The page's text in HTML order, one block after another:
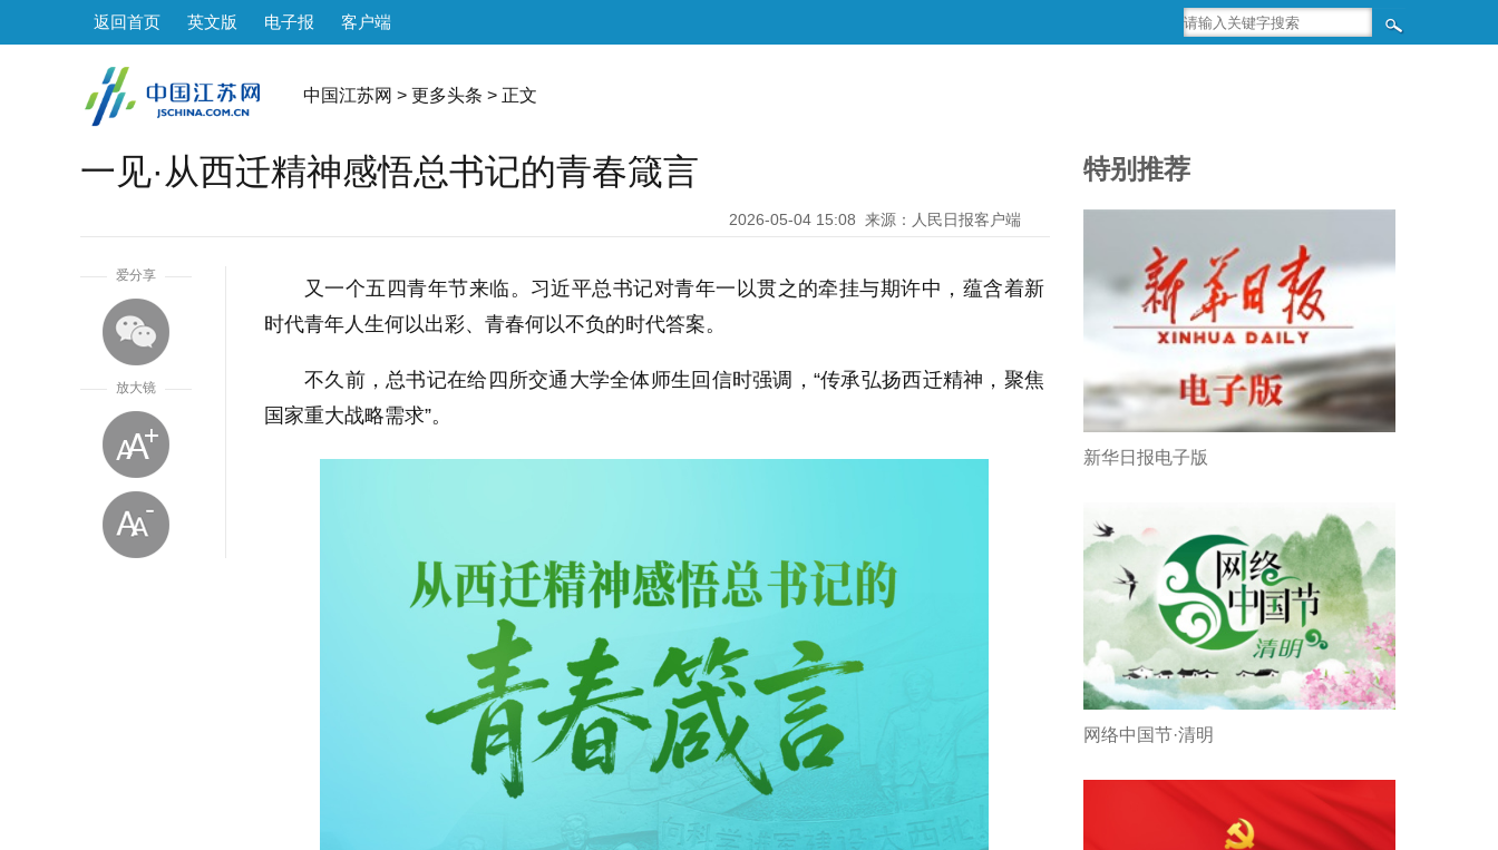
返回首页 英文版 电子报 客户端
中国江苏网 > 更多头条 > 正文
一见·从西迁精神感悟总书记的青春箴言
2026-05-04 15:08 来源：人民日报客户端
爱分享
放大镜
又一个五四青年节来临。习近平总书记对青年一以贯之的牵挂与期许中，蕴含着新
时代青年人生何以出彩、青春何以不负的时代答案。
不久前，总书记在给四所交通大学全体师生回信时强调，“传承弘扬西迁精神，聚焦
国家重大战略需求”。
特别推荐
新华日报电子版
网络中国节·清明